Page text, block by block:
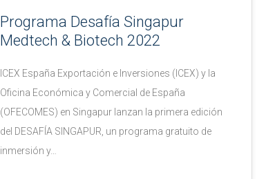
Programa Desafía Singapur
Medtech & Biotech 2022
ICEX España Exportación e Inversiones (ICEX) y la
Oficina Económica y Comercial de España
(OFECOMES) en Singapur lanzan la primera edición
del DESAFÍA SINGAPUR, un programa gratuito de
inmersión y…